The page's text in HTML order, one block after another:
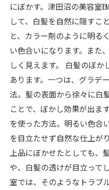
にぼかす。津田沼の美容室
して、白髪を自然に隠すこ
と、カラー剤のように明る
い色合いになります。また
しく見えます。 白髪のぼ
あります。一つは、グラデ
法。髪の表面から徐々に白
ことで、ぼかし効果が出ま
を使った方法。明るい色合
を目立たせず自然な仕上が
上品にぼかせたとしても、
や、白髪の透けが目立って
室では、そのようなトラブ